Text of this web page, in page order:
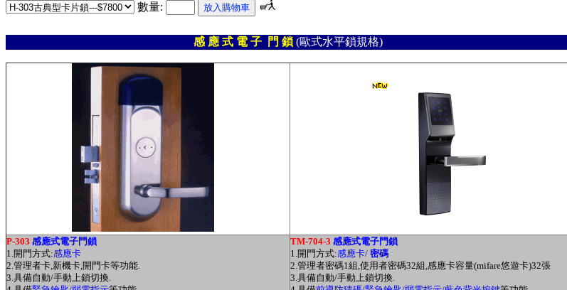
數量:
感 應 式 電 子 門 鎖 (歐式水平鎖規格)
P-303 感應式電子門鎖
1.開門方式:感應卡
2.管理者卡,新機卡,開門卡等功能.
3.具備自動/手動上鎖切換.
TM-704-3 感應式電子門鎖
1.開門方式:感應卡/ 密碼
2.管理者密碼1組,使用者密碼32組,感應卡容量(mifare悠遊卡)32張
3.具備自動/手動上鎖切換.